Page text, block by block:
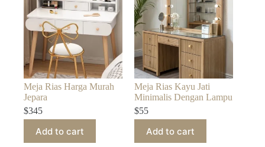
Meja Rias Harga Murah
Jepara
$345
Add to cart
Meja Rias Kayu Jati
Minimalis Dengan Lampu
$55
Add to cart